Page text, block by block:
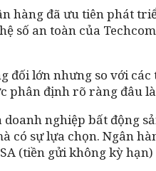
hàng đã ưu tiên phát
số an toàn của
đối lớn nhưng so với
phân định rõ ràng đâu
nghiệp bất động
có sự lựa chọn. Ngân
(tiền gửi không kỳ